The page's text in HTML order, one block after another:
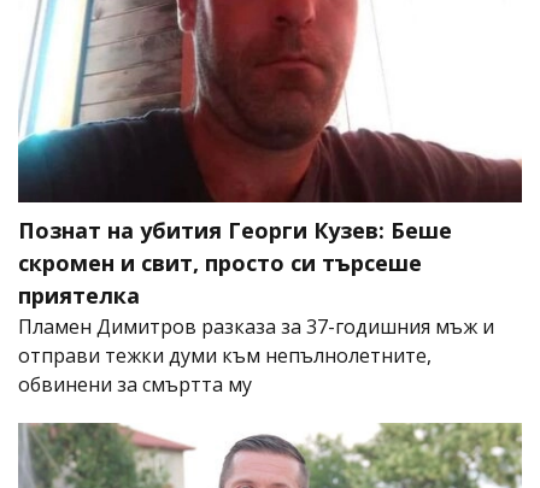
Познат на убития Георги Кузев: Беше
скромен и свит, просто си търсеше
приятелка
Пламен Димитров разказа за 37-годишния мъж и
отправи тежки думи към непълнолетните,
обвинени за смъртта му